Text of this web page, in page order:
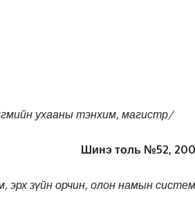
ухааны тэнхим, магистр/
Шинэ толь №52,
эрх зүйн орчин, олон намын